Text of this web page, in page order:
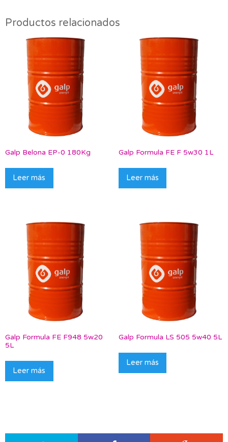
Productos relacionados
Galp Belona EP-0 180Kg
Leer más
Galp Formula FE F 5w30 1L
Leer más
Galp Formula FE F948 5w20
5L
Leer más
Galp Formula LS 505 5w40 5L
Leer más